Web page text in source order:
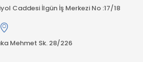
Caddesi İlgün İş Merkezi No :17/18
Mehmet Sk. 28/226